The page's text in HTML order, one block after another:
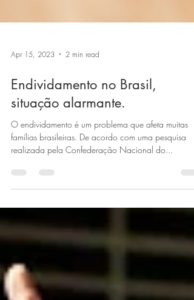
Apr 15, 2023 2 min read
Endividamento no Brasil,
situação alarmante.
O endividamento é um problema que afeta muitas
realizada pela Confederação Nacional do...